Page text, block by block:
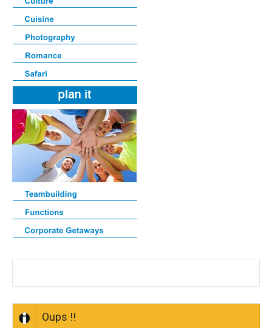
Oups !!